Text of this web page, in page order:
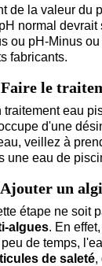
de la valeur du
normal devrait
ou pH-Minus
fabricants.
le
traitement eau
d'une
veillez à
une eau de
un
étape ne soit
algues. En
de temps,
de saleté,